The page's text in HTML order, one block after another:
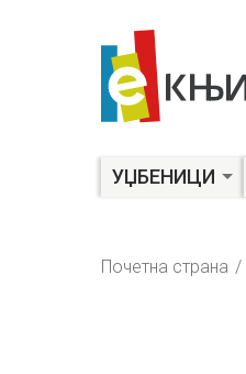
УЏБЕНИЦИ
Почетна страна